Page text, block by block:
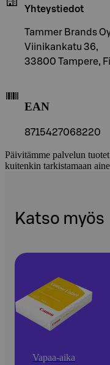
Yhteystiedot
Tammer Brands
Viinikankatu 36,
33800 Tampere,
EAN
8715427068220
Päivitämme palvelun
kuitenkin tarkistamaan
Katso myös
Vapaa-aika